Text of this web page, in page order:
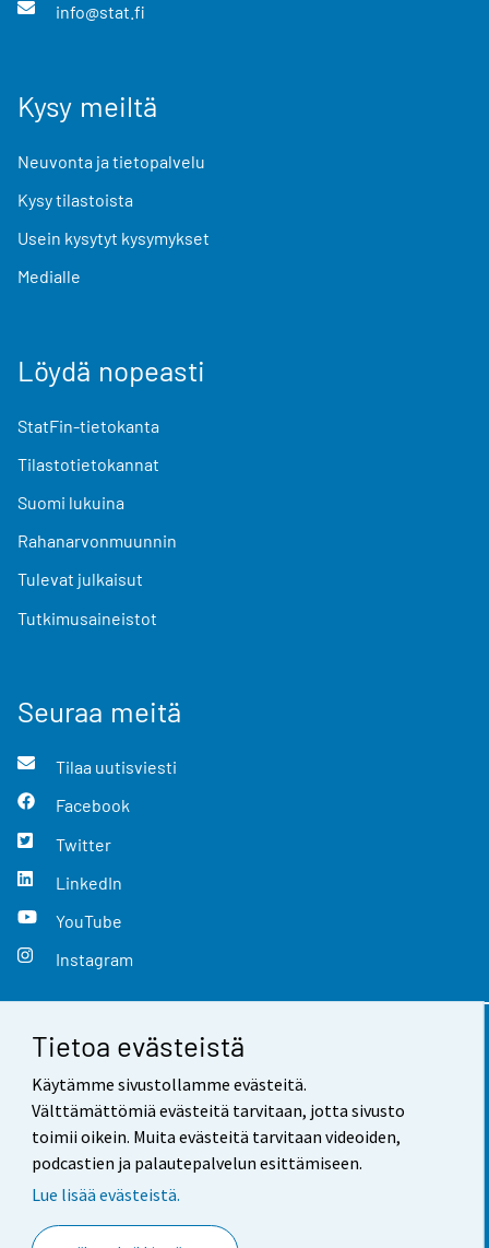
Tietoa evästeistä
Käytämme sivustollamme evästeitä.
Välttämättömiä evästeitä tarvitaan, jotta sivusto
toimii oikein. Muita evästeitä tarvitaan videoiden,
podcastien ja palautepalvelun esittämiseen.
Lue lisää evästeistä.
info@stat.fi
Kysy meiltä
Neuvonta ja tietopalvelu
Kysy tilastoista
Usein kysytyt kysymykset
Medialle
Löydä nopeasti
StatFin-tietokanta
Tilastotietokannat
Suomi lukuina
Rahanarvonmuunnin
Tulevat julkaisut
Tutkimusaineistot
Seuraa meitä
Tilaa uutisviesti
Facebook
Twitter
LinkedIn
YouTube
Instagram
Yhteystiedot
Palaute
Käyttöehdot
Saavutettavuus